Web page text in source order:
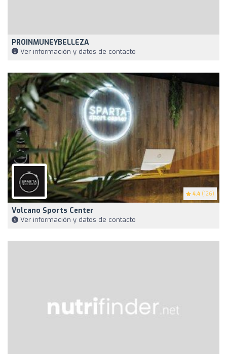
PROINMUNEYBELLEZA
Ver información y datos de contacto
4.4 (126)
Volcano Sports Center
Ver información y datos de contacto